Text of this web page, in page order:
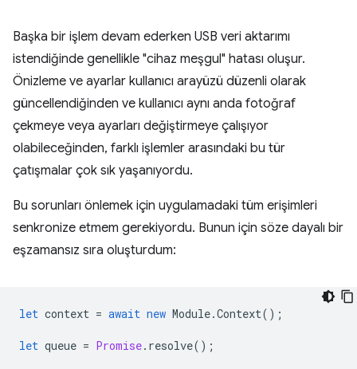
Başka bir işlem devam ederken USB veri aktarımı
istendiğinde genellikle "cihaz meşgul" hatası oluşur.
Önizleme ve ayarlar kullanıcı arayüzü düzenli olarak
güncellendiğinden ve kullanıcı aynı anda fotoğraf
çekmeye veya ayarları değiştirmeye çalışıyor
olabileceğinden, farklı işlemler arasındaki bu tür
çatışmalar çok sık yaşanıyordu.
Bu sorunları önlemek için uygulamadaki tüm erişimleri
senkronize etmem gerekiyordu. Bunun için söze dayalı bir
eşzamansız sıra oluşturdum:
let context = await new Module.Context();
let queue = Promise. resolve();